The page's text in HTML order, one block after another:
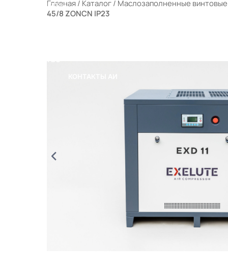
Главная / Каталог / Маслозаполненные
45/8 ZONCN IP23
ФИЛЬТРЫ